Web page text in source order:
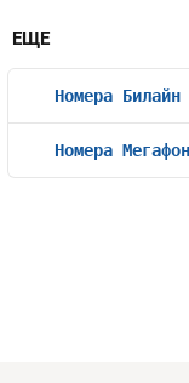
ЕЩЕ
Номера Билайн
Номера Мегафон